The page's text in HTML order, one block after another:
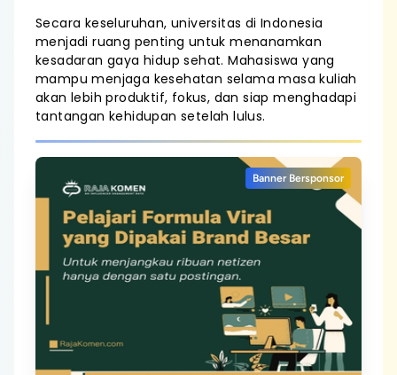
Secara keseluruhan, universitas di Indonesia
menjadi ruang penting untuk menanamkan
kesadaran gaya hidup sehat. Mahasiswa yang
mampu menjaga kesehatan selama masa kuliah
akan lebih produktif, fokus, dan siap menghadapi
tantangan kehidupan setelah lulus.
Banner Bersponsor